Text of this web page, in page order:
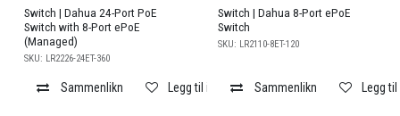
Switch | Dahua 24-Port PoE
Switch with 8-Port ePoE
(Managed)
SKU: LR2226-24ET-360
Sammenlikn Legg til i ønskeliste
Switch | Dahua 8-Port ePoE
Switch
SKU: LR2110-8ET-120
Sammenlikn Legg